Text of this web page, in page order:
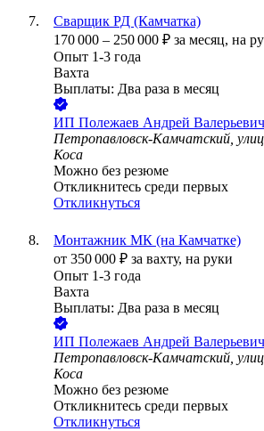
Сварщик РД (Камчатка)
170 000 – 250 000 ₽ за месяц, на
Опыт 1-3 года
Вахта
Выплаты: Два раза в месяц
ИП Полежаев Андрей Валерьевич
Петропавловск-Камчатский,
Коса
Можно без резюме
Откликнитесь среди первых
Откликнуться
Монтажник МК (на Камчатке)
от 350 000 ₽ за вахту, на руки
Опыт 1-3 года
Вахта
Выплаты: Два раза в месяц
ИП Полежаев Андрей Валерьевич
Петропавловск-Камчатский,
Коса
Можно без резюме
Откликнитесь среди первых
Откликнуться